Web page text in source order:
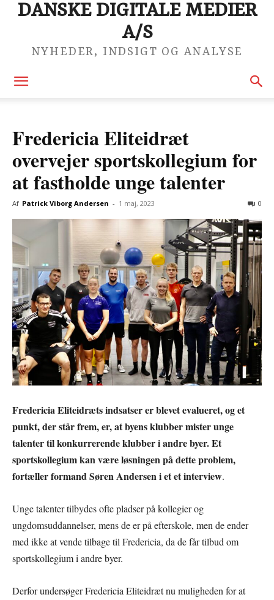
DANSKE DIGITALE MEDIER
A/S
NYHEDER, INDSIGT OG ANALYSE
Fredericia Eliteidræt
overvejer sportskollegium for
at fastholde unge talenter
Af Patrick Viborg Andersen - 1 maj, 2023 0
Fredericia Eliteidræts indsatser er blevet evalueret, og et
punkt, der står frem, er, at byens klubber mister unge
talenter til konkurrerende klubber i andre byer. Et
sportskollegium kan være løsningen på dette problem,
fortæller formand Søren Andersen i et et interview.
Unge talenter tilbydes ofte pladser på kollegier og
ungdomsuddannelser, mens de er på efterskole, men de ender
med ikke at vende tilbage til Fredericia, da de får tilbud om
sportskollegium i andre byer.
Derfor undersøger Fredericia Eliteidræt nu muligheden for at